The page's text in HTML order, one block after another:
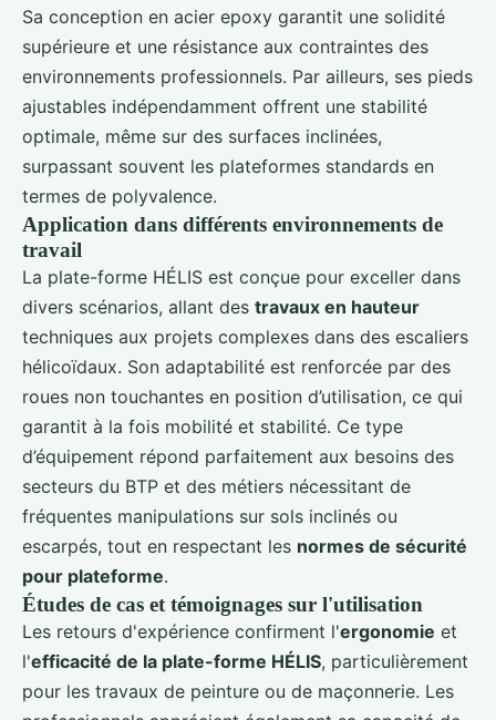
Sa conception en acier epoxy garantit une solidité
supérieure et une résistance aux contraintes des
environnements professionnels. Par ailleurs, ses pieds
ajustables indépendamment offrent une stabilité
optimale, même sur des surfaces inclinées,
surpassant souvent les plateformes standards en
termes de polyvalence.
Application dans différents environnements de
travail
La plate-forme HÉLIS est conçue pour exceller dans
divers scénarios, allant des travaux en hauteur
techniques aux projets complexes dans des escaliers
hélicoïdaux. Son adaptabilité est renforcée par des
roues non touchantes en position d’utilisation, ce qui
garantit à la fois mobilité et stabilité. Ce type
d’équipement répond parfaitement aux besoins des
secteurs du BTP et des métiers nécessitant de
fréquentes manipulations sur sols inclinés ou
escarpés, tout en respectant les normes de sécurité
pour plateforme.
Études de cas et témoignages sur l'utilisation
Les retours d'expérience confirment l'ergonomie et
l'efficacité de la plate-forme HÉLIS, particulièrement
pour les travaux de peinture ou de maçonnerie. Les